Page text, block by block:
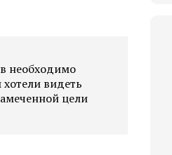
необходимо
видеть
цели